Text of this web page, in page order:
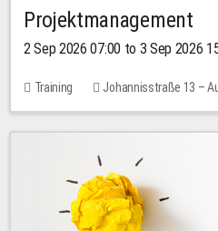
Projektmanagement
2 Sep 2026 07:00 to 3 Sep 2026
Training
Johannisstraße 13 –
1 place